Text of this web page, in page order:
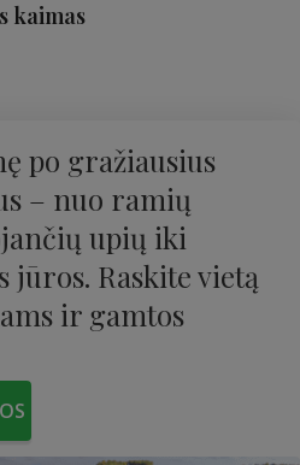
kaimas
po gražiausius
– nuo ​​ramių
upių iki
jūros. Raskite vietą
ir gamtos